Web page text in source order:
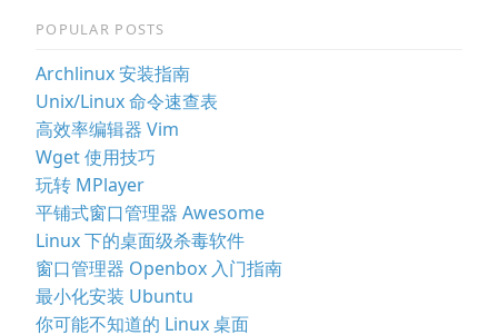
POPULAR POSTS
Archlinux 安装指南
Unix/Linux 命令速查表
高效率编辑器 Vim
Wget 使用技巧
玩转 MPlayer
平铺式窗口管理器 Awesome
Linux 下的桌面级杀毒软件
窗口管理器 Openbox 入门指南
最小化安装 Ubuntu
你可能不知道的 Linux 桌面